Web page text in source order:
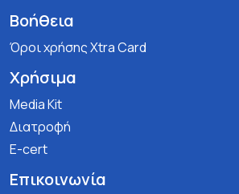
Βοήθεια
Όροι χρήσης Xtra Card
Χρήσιμα
Media Kit
Διατροφή
E-cert
Επικοινωνία